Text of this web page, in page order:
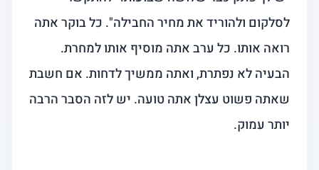
לסלקום ולהוריד את מחיר החבילה". כל בוקר אתה
רואה אותו. כל ערב אתה מוסיף אותו למחרת.
הבעיה לא נפתרת, ואתה ממשיך לדחות. אם חשבת
שאתה פשוט עצלן אתה טועה. יש לזה הסבר הרבה
יותר עמוק.